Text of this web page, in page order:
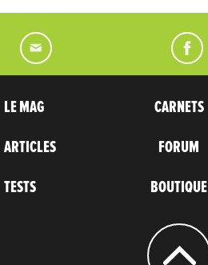
LE MAG
ARTICLES
TESTS
CARNETS
FORUM
BOUTIQUE